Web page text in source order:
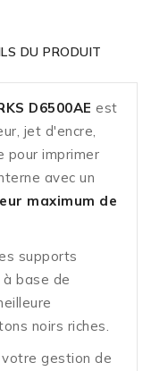
DU PRODUIT
D6500AE est
jet d'encre,
pour imprimer
avec un
maximum de
supports
base de
noirs riches.
gestion de